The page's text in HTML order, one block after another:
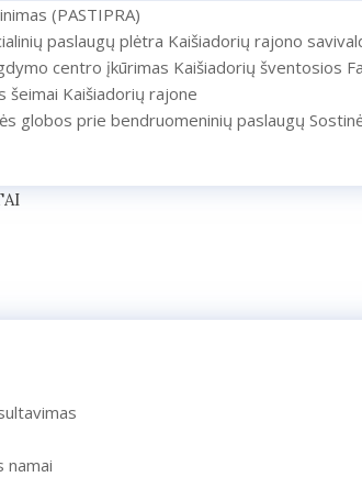
(PASTIPRA)
paslaugų plėtra Kaišiadorių rajono
centro įkūrimas Kaišiadorių šventosios
šeimai Kaišiadorių rajone
globos prie bendruomeninių paslaugų
namai